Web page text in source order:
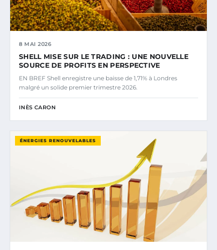
8 MAI 2026
SHELL MISE SUR LE TRADING : UNE NOUVELLE
SOURCE DE PROFITS EN PERSPECTIVE
EN BREF Shell enregistre une baisse de 1,71% à Londres
malgré un solide premier trimestre 2026.
INÈS CARON
ÉNERGIES RENOUVELABLES